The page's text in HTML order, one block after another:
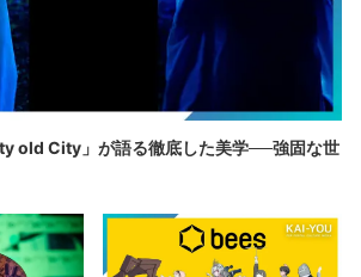
old City」が語る徹底した美学──強固な世